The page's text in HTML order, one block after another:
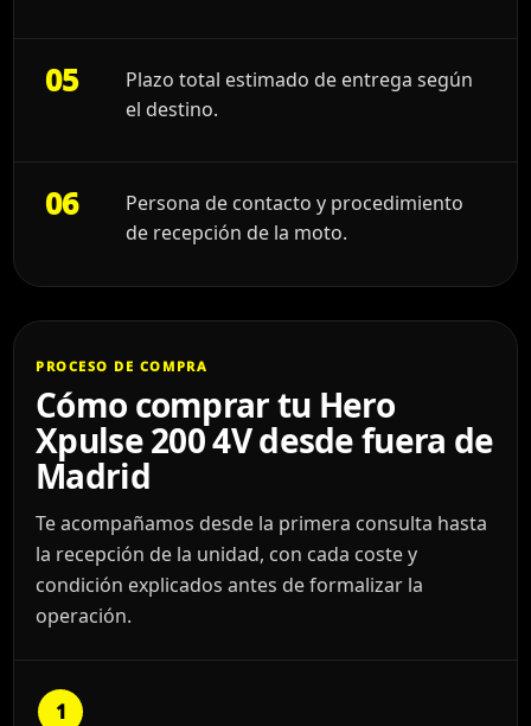
05
Plazo total estimado de entrega según
el destino.
06
Persona de contacto y procedimiento
de recepción de la moto.
PROCESO DE COMPRA
Cómo comprar tu Hero
Xpulse 200 4V desde fuera de
Madrid
Te acompañamos desde la primera consulta hasta
la recepción de la unidad, con cada coste y
condición explicados antes de formalizar la
operación.
1